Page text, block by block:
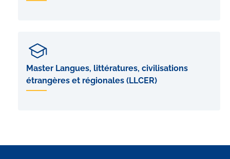
Master Langues, littératures, civilisations
étrangères et régionales (LLCER)